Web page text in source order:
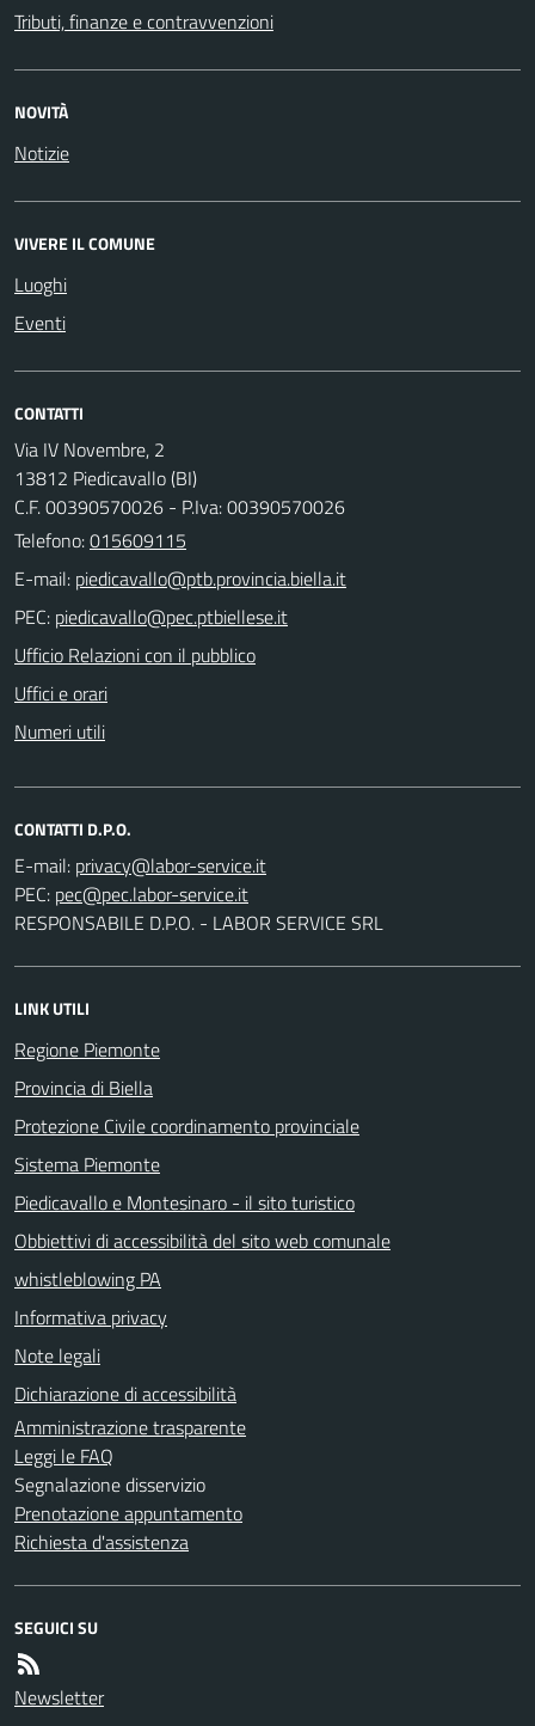
Tributi, finanze e contravvenzioni
NOVITÀ
Notizie
VIVERE IL COMUNE
Luoghi
Eventi
CONTATTI
Via IV Novembre, 2
13812 Piedicavallo (BI)
C.F. 00390570026 - P.Iva: 00390570026
Telefono:015609115
E-mail:
PEC:
Ufficio Relazioni con il pubblico
Uffici e orari
Numeri utili
CONTATTI D.P.O.
E-mail:
PEC:
RESPONSABILE D.P.O. - LABOR SERVICE SRL
LINK UTILI
Regione Piemonte
Provincia di Biella
Protezione Civile coordinamento provinciale
Sistema Piemonte
Piedicavallo e Montesinaro - il sito turistico
Obbiettivi di accessibilità del sito web comunale
whistleblowing PA
Informativa privacy
Note legali
Dichiarazione di accessibilità
Amministrazione trasparente
Leggi le FAQ
Segnalazione disservizio
Prenotazione appuntamento
Richiesta d'assistenza
SEGUICI SU
Newsletter